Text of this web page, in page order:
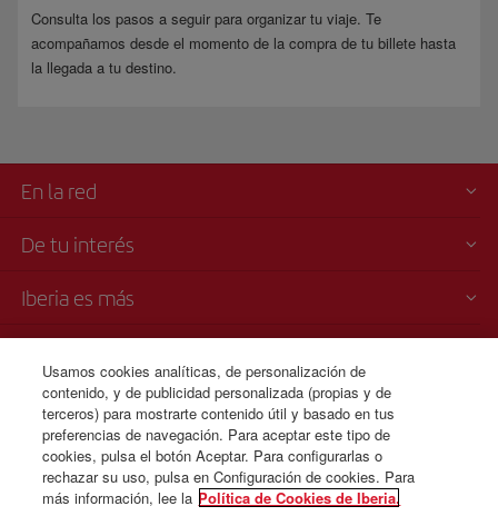
Consulta los pasos a seguir para organizar tu viaje. Te
acompañamos desde el momento de la compra de tu billete hasta
la llegada a tu destino.
En la red
De tu interés
Iberia es más
Venta telefónica
1 800 375 0049
Lunes a domingo 00:00 - 24:00 horas ( español e inglés).
Usamos cookies analíticas, de personalización de
contenido, y de publicidad personalizada (propias y de
terceros) para mostrarte contenido útil y basado en tus
preferencias de navegación. Para aceptar este tipo de
cookies, pulsa el botón Aceptar. Para configurarlas o
rechazar su uso, pulsa en Configuración de cookies. Para
más información, lee la Política de Cookies de Iberia.